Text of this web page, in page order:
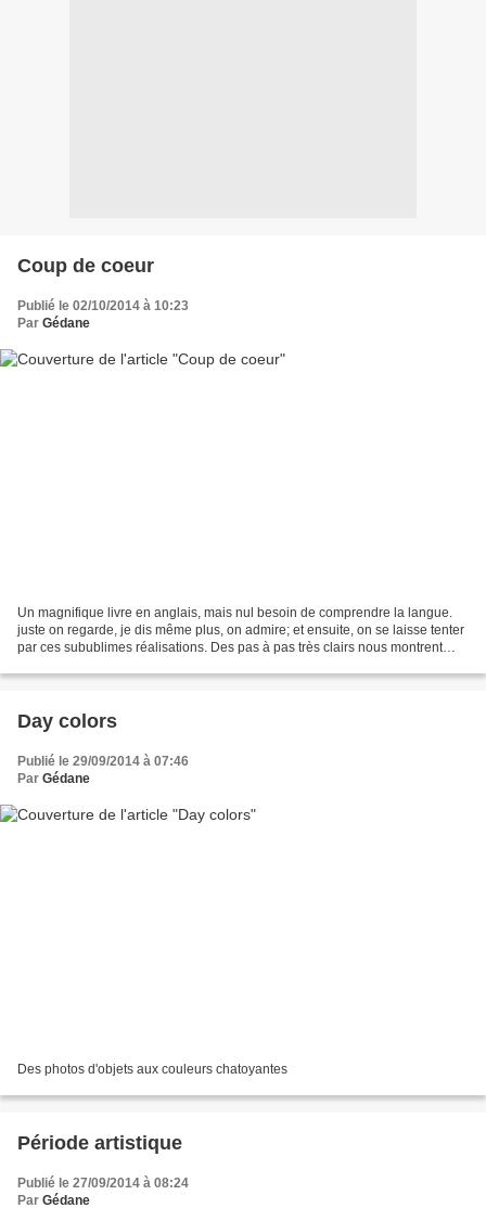
Coup de coeur
Publié le 02/10/2014 à 10:23
Par Gédane
Un magnifique livre en anglais, mais nul besoin de comprendre la langue.
juste on regarde, je dis même plus, on admire; et ensuite, on se laisse tenter
par ces subublimes réalisations. Des pas à pas très clairs nous montrent
Day colors
Publié le 29/09/2014 à 07:46
Par Gédane
Des photos d'objets aux couleurs chatoyantes
Période artistique
Publié le 27/09/2014 à 08:24
Par Gédane